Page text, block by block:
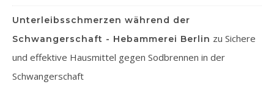
Unterleibsschmerzen während der
Schwangerschaft - Hebammerei Berlin zu Sichere
und effektive Hausmittel gegen Sodbrennen in der
Schwangerschaft